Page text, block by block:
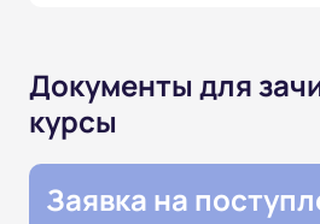
Документы для
курсы
Заявка на